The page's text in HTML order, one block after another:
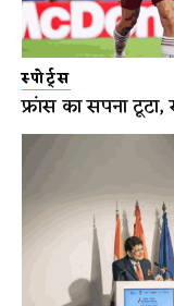
स्पोर्ट्स
फ्रांस का सपना